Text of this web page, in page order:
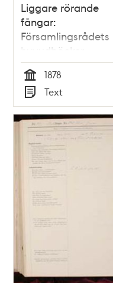
Liggare rörande
fångar:
Församlingsrådets
huvudböcker
(biografiböcker),
volym 1
Tid
1878
Typ
Text